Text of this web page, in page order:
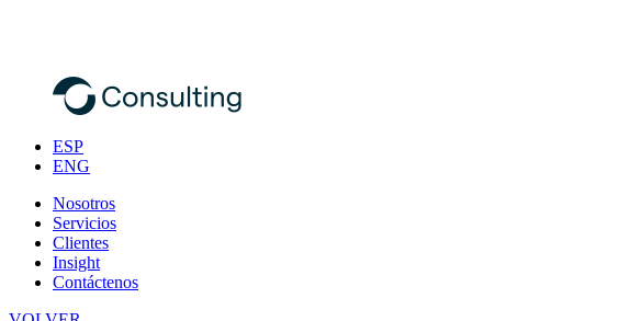
ESP
ENG
Nosotros
Servicios
Clientes
Insight
Contáctenos